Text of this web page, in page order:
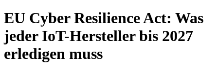
EU Cyber Resilience Act: Was
jeder IoT-Hersteller bis 2027
erledigen muss